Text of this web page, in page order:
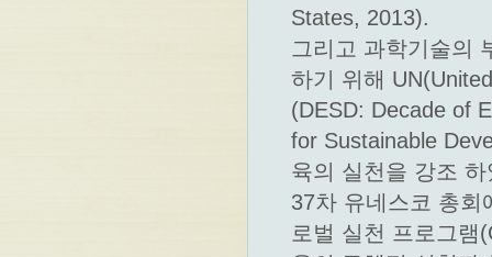
States, 2013).
그리고 과학기술의
하기 위해
(DESD: Decade of
for Sustainable
육의 실천을 강조
37차 유네스코 총회
로벌 실천 프로그램